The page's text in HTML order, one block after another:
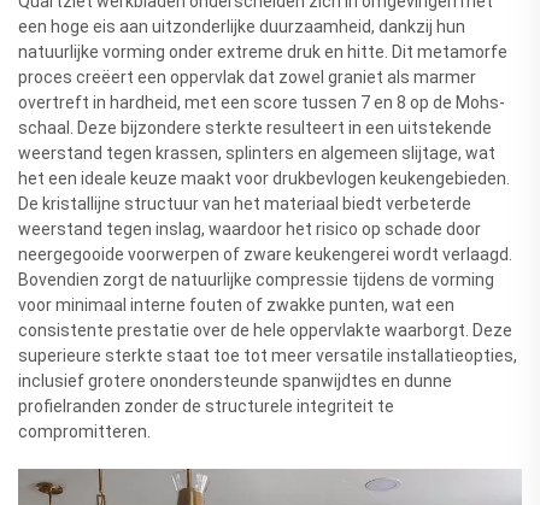
een hoge eis aan uitzonderlijke duurzaamheid, dankzij hun
natuurlijke vorming onder extreme druk en hitte. Dit metamorfe
proces creëert een oppervlak dat zowel graniet als marmer
overtreft in hardheid, met een score tussen 7 en 8 op de Mohs-
schaal. Deze bijzondere sterkte resulteert in een uitstekende
weerstand tegen krassen, splinters en algemeen slijtage, wat
het een ideale keuze maakt voor drukbevlogen keukengebieden.
De kristallijne structuur van het materiaal biedt verbeterde
weerstand tegen inslag, waardoor het risico op schade door
neergegooide voorwerpen of zware keukengerei wordt verlaagd.
Bovendien zorgt de natuurlijke compressie tijdens de vorming
voor minimaal interne fouten of zwakke punten, wat een
consistente prestatie over de hele oppervlakte waarborgt. Deze
superieure sterkte staat toe tot meer versatile installatieopties,
inclusief grotere onondersteunde spanwijdtes en dunne
profielranden zonder de structurele integriteit te
compromitteren.